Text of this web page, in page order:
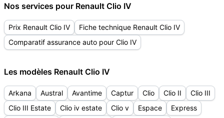
Nos services pour Renault Clio IV
Prix Renault Clio IV
Fiche technique Renault Clio IV
Comparatif assurance auto pour Clio IV
Les modèles Renault Clio IV
Arkana Austral Avantime Captur Clio Clio II
Clio III
Clio III Estate
Clio iv estate Clio v Espace
Express